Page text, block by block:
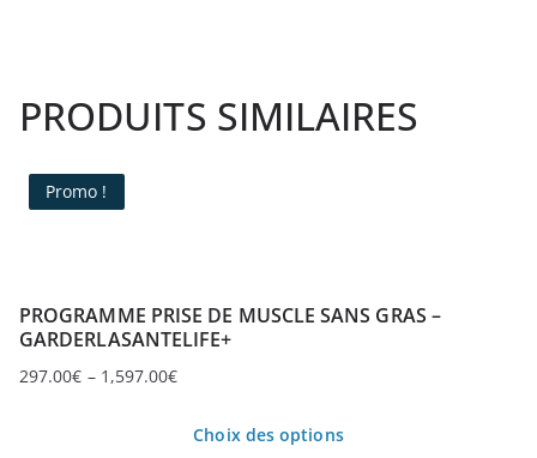
PRODUITS SIMILAIRES
Promo !
PROGRAMME PRISE DE MUSCLE SANS GRAS –
GARDERLASANTELIFE+
297.00€ – 1,597.00€
Plage
Choix des options